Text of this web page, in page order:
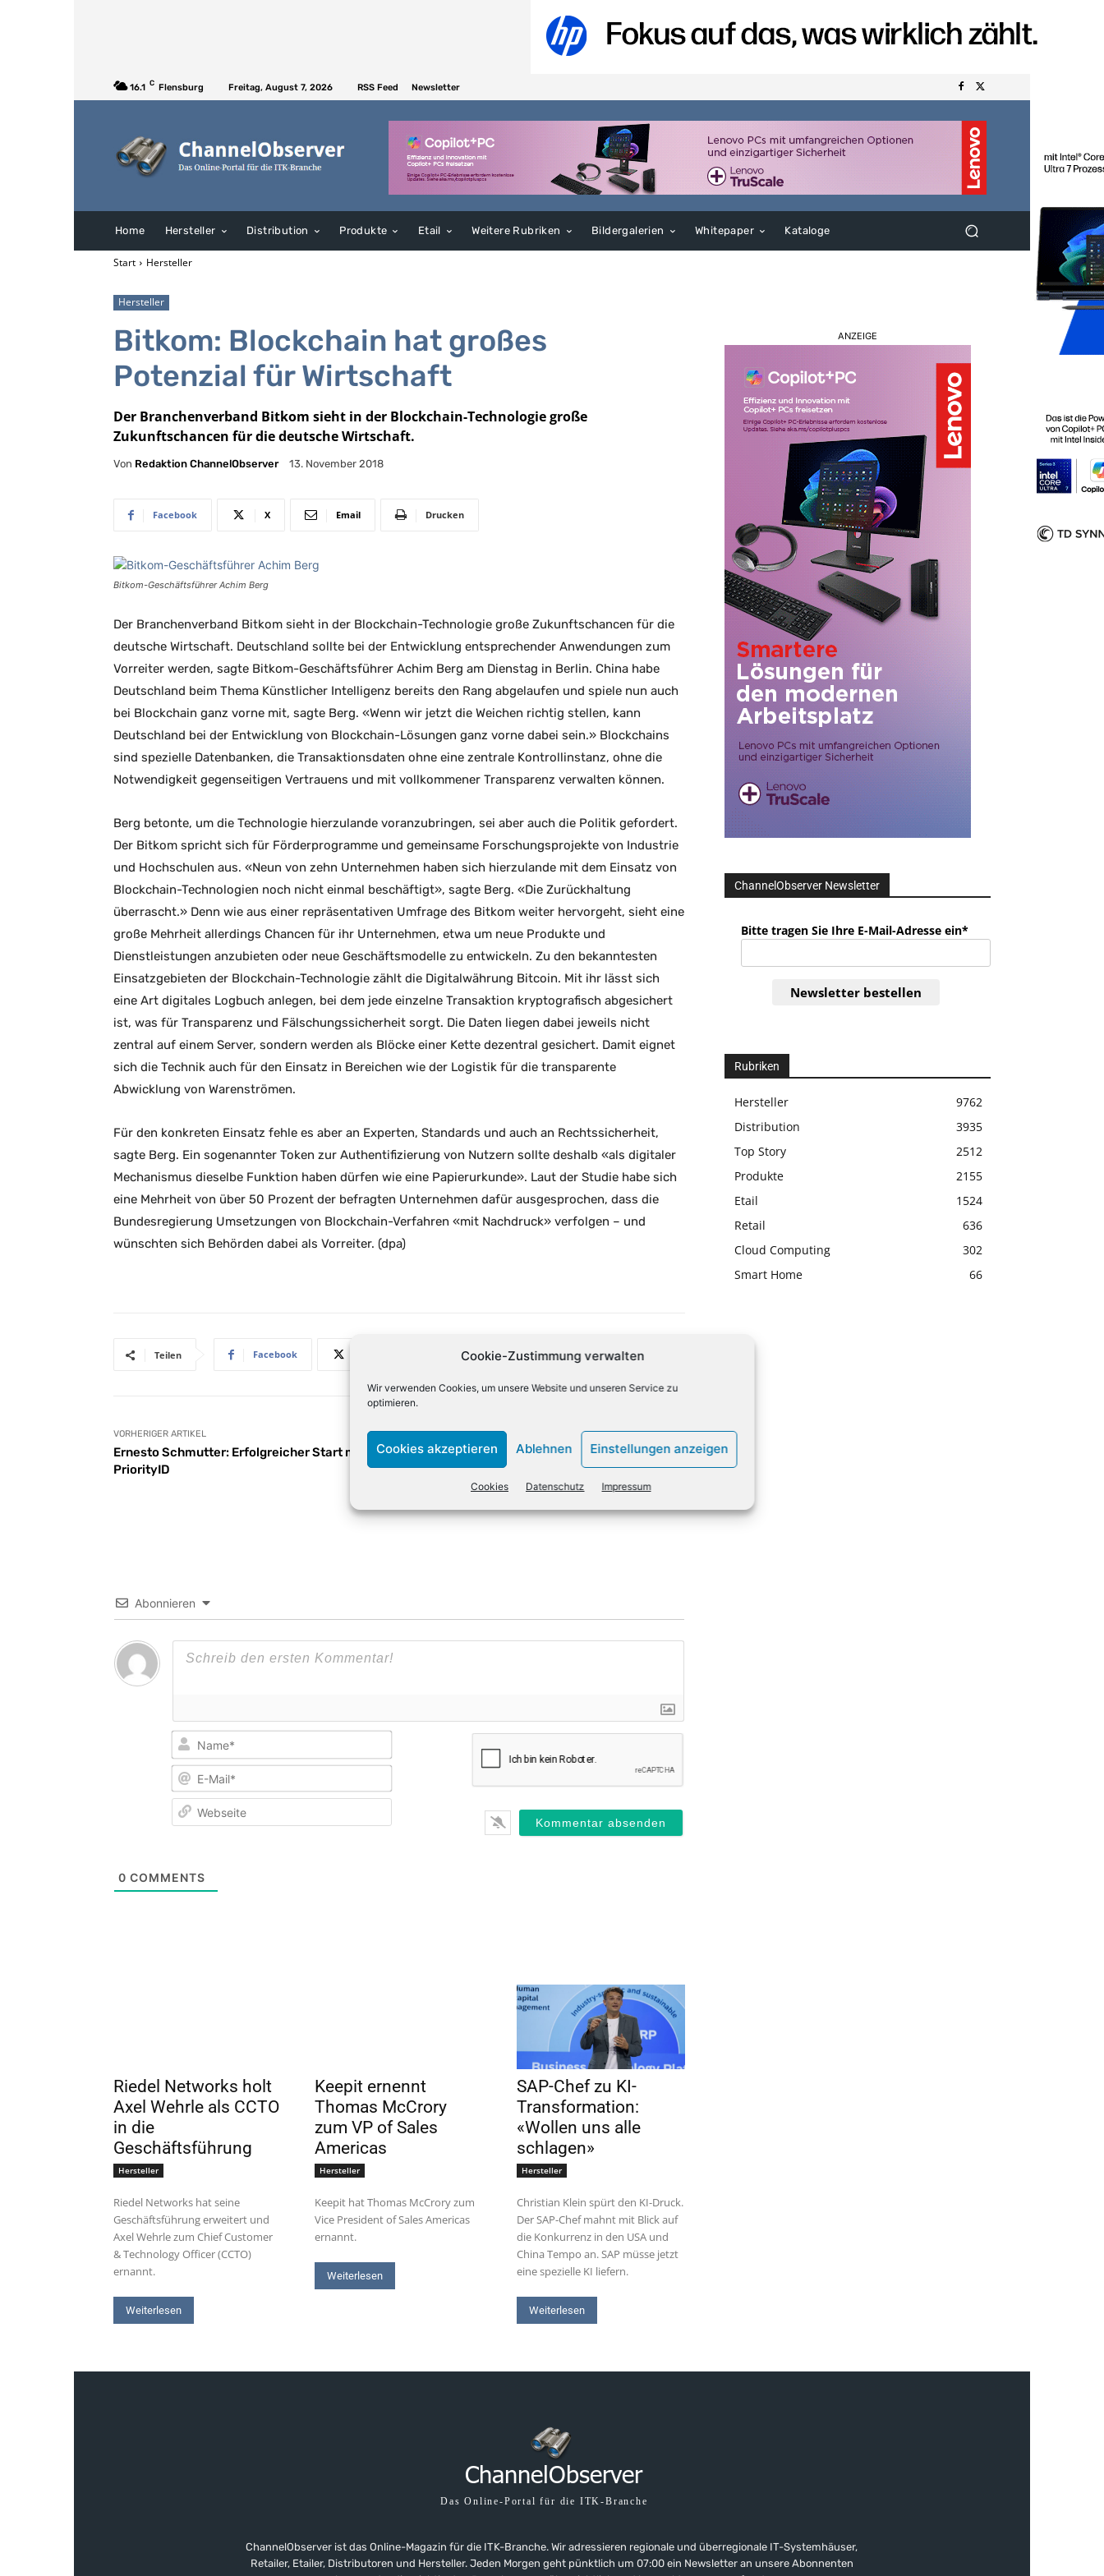
Cookie-Zustimmung verwalten
Wir verwenden Cookies, um unsere Website und unseren Service zu
optimieren.
Cookies akzeptieren Ablehnen Einstellungen anzeigen
Cookies Datenschutz Impressum
16.1 C Flensburg Freitag, August 7, 2026 RSS Feed Newsletter
Home Hersteller Distribution Produkte Etail Weitere Rubriken Bildergalerien Whitepaper Kataloge
Start Hersteller
Hersteller
Bitkom: Blockchain hat großes
Potenzial für Wirtschaft
Der Branchenverband Bitkom sieht in der Blockchain-Technologie große
Zukunftschancen für die deutsche Wirtschaft.
Von Redaktion ChannelObserver 13. November 2018
Facebook X Email Drucken
Bitkom-Geschäftsführer Achim Berg
Der Branchenverband Bitkom sieht in der Blockchain-Technologie große Zukunftschancen für die
deutsche Wirtschaft. Deutschland sollte bei der Entwicklung entsprechender Anwendungen zum
Vorreiter werden, sagte Bitkom-Geschäftsführer Achim Berg am Dienstag in Berlin. China habe
Deutschland beim Thema Künstlicher Intelligenz bereits den Rang abgelaufen und spiele nun auch
bei Blockchain ganz vorne mit, sagte Berg. «Wenn wir jetzt die Weichen richtig stellen, kann
Deutschland bei der Entwicklung von Blockchain-Lösungen ganz vorne dabei sein.» Blockchains
sind spezielle Datenbanken, die Transaktionsdaten ohne eine zentrale Kontrollinstanz, ohne die
Notwendigkeit gegenseitigen Vertrauens und mit vollkommener Transparenz verwalten können.
Berg betonte, um die Technologie hierzulande voranzubringen, sei aber auch die Politik gefordert.
Der Bitkom spricht sich für Förderprogramme und gemeinsame Forschungsprojekte von Industrie
und Hochschulen aus. «Neun von zehn Unternehmen haben sich hierzulande mit dem Einsatz von
Blockchain-Technologien noch nicht einmal beschäftigt», sagte Berg. «Die Zurückhaltung
überrascht.» Denn wie aus einer repräsentativen Umfrage des Bitkom weiter hervorgeht, sieht eine
große Mehrheit allerdings Chancen für ihr Unternehmen, etwa um neue Produkte und
Dienstleistungen anzubieten oder neue Geschäftsmodelle zu entwickeln. Zu den bekanntesten
Einsatzgebieten der Blockchain-Technologie zählt die Digitalwährung Bitcoin. Mit ihr lässt sich
eine Art digitales Logbuch anlegen, bei dem jede einzelne Transaktion kryptografisch abgesichert
ist, was für Transparenz und Fälschungssicherheit sorgt. Die Daten liegen dabei jeweils nicht
zentral auf einem Server, sondern werden als Blöcke einer Kette dezentral gesichert. Damit eignet
sich die Technik auch für den Einsatz in Bereichen wie der Logistik für die transparente
Abwicklung von Warenströmen.
Für den konkreten Einsatz fehle es aber an Experten, Standards und auch an Rechtssicherheit,
sagte Berg. Ein sogenannter Token zur Authentifizierung von Nutzern sollte deshalb «als digitaler
Mechanismus dieselbe Funktion haben dürfen wie eine Papierurkunde». Laut der Studie habe sich
eine Mehrheit von über 50 Prozent der befragten Unternehmen dafür ausgesprochen, dass die
Bundesregierung Umsetzungen von Blockchain-Verfahren «mit Nachdruck» verfolgen – und
wünschten sich Behörden dabei als Vorreiter. (dpa)
Teilen Facebook Drucken
VORHERIGER ARTIKEL
Ernesto Schmutter: Erfolgreicher Start mit
PriorityID
NÄCHSTER ARTIKEL
AWS eröffnet Rechenzentren in Italien
Abonnieren
Name*
E-
0 COMMENTS
Riedel Networks holt
Axel Wehrle als CCTO
in die
Geschäftsführung
Hersteller
Riedel Networks hat seine
Geschäftsführung erweitert und
Axel Wehrle zum Chief Customer
& Technology Officer (CCTO)
ernannt.
Weiterlesen
Keepit ernennt
Thomas McCrory
zum VP of Sales
Americas
Hersteller
Keepit hat Thomas McCrory zum
Vice President of Sales Americas
ernannt.
Weiterlesen
SAP-Chef zu KI-
Transformation:
«Wollen uns alle
schlagen»
Hersteller
Christian Klein spürt den KI-Druck.
Der SAP-Chef mahnt mit Blick auf
die Konkurrenz in den USA und
China Tempo an. SAP müsse jetzt
eine spezielle KI liefern.
Weiterlesen
ANZEIGE
ChannelObserver Newsletter
Bitte tragen Sie Ihre E-Mail-Adresse ein*
Newsletter bestellen
Rubriken
Hersteller
9762
Distribution
3935
Top Story
2512
Produkte
2155
Etail
1524
Retail
636
Cloud Computing
302
Smart Home
66
Das Online-Portal für die ITK-Branche
ChannelObserver ist das Online-Magazin für die ITK-Branche. Wir adressieren regionale und überregionale IT-Systemhäuser,
Retailer, Etailer, Distributoren und Hersteller. Jeden Morgen geht pünktlich um 07:00 ein Newsletter an unsere Abonnenten